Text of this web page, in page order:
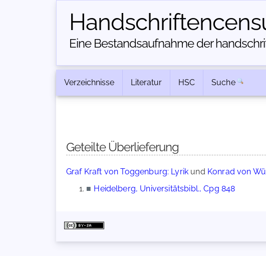
Eine Bestandsaufnahme der
Verzeichnisse Literatur HSC Suche
Geteilte Überlieferung
Graf Kraft von Toggenburg: Lyrik und Konrad von
■ Heidelberg, Universitätsbibl., Cpg 848